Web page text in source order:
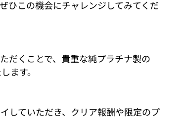
ひこの機会にチャレンジしてみてくだ
だくことで、貴重な純プラチナ製の
ます。
していただき、クリア報酬や限定のプ